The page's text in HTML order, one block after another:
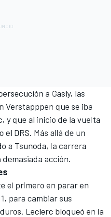
a Gasly, las
Verstapppen que se iba
y que al inicio de la vuelta
DRS. Más allá de un
a Tsunoda, la carrera
acción.
el primero en parar en
para cambiar sus
Leclerc bloqueó en la